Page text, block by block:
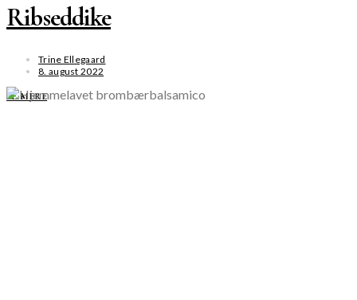
Ribseddike
Trine Ellegaard
8. august 2022
SE MERE